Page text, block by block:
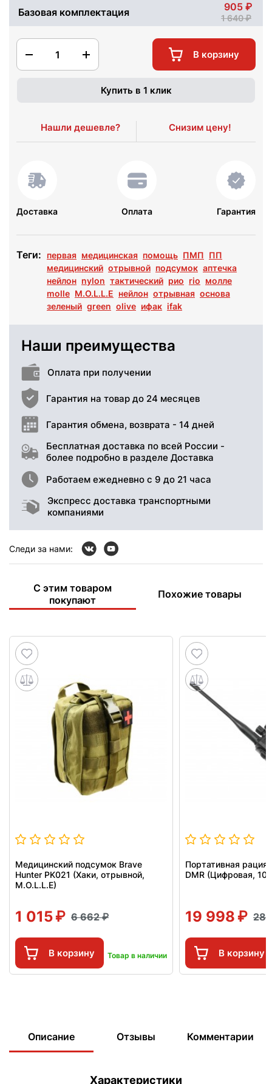
Базовая комплектация 905
1 640
1 В корзину
Купить в 1 клик
Нашли дешевле? Снизим цену!
Доставка Оплата Гарантия
Теги: первая медицинская помощь ПМП ПП
медицинский отрывной подсумок аптечка
нейлон nylon тактический рио rio молле
molle M.O.L.L.E нейлон отрывная основа
зеленый green olive ифак ifak
Наши преимущества
Оплата при получении
Гарантия на товар до 24 месяцев
Гарантия обмена, возврата - 14 дней
Бесплатная доставка по всей России -
более подробно в разделе Доставка
Работаем ежедневно с 9 до 21 часа
Экспресс доставка транспортными
компаниями
Следи за нами:
С этим товаром
покупают
Похожие товары
Медицинский подсумок Brave
Hunter PK021 (Хаки, отрывной,
M.O.L.L.E)
1 015 6 662
В корзину Товар в наличии
Портативная
DMR (Цифровая,
19 998 28
В корзину
Описание Отзывы Комментарии
Характеристики